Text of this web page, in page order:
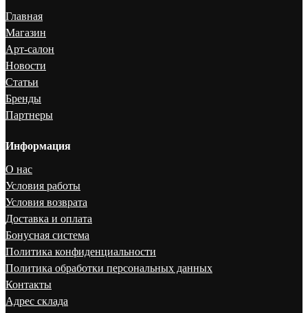
Главная
Магазин
Арт-салон
Новости
Статьи
Бренды
Партнеры
Информация
О нас
Условия работы
Условия возврата
Доставка и оплата
Бонусная система
Политика конфиденциальности
Политика обработки персональных данных
Контакты
Адрес склада